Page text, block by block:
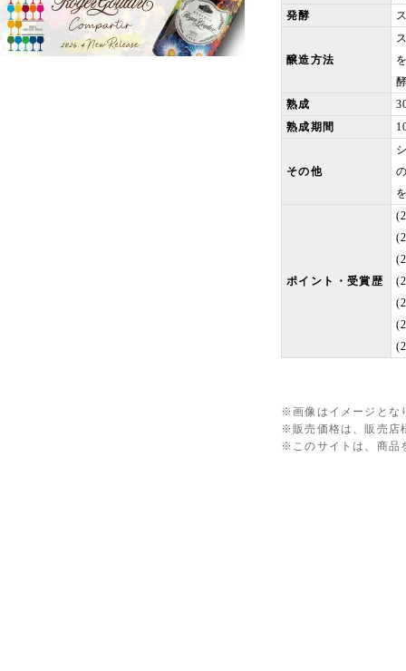
発酵
醸造方法
熟成
熟成期間
その他
ポイント・受賞歴
※画像はイメージとな
※販売価格は、販売店
※このサイトは、商品